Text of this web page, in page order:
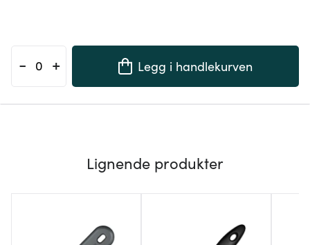
- + Legg i handlekurven
Lignende produkter